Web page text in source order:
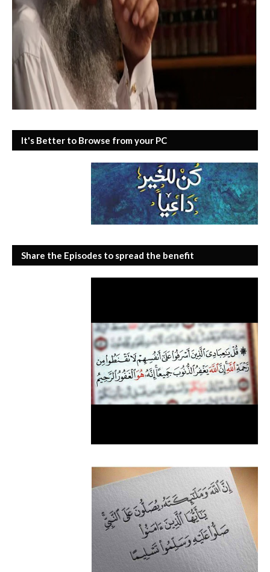
It's Better to Browse from your PC
Share the Episodes to spread the benefit